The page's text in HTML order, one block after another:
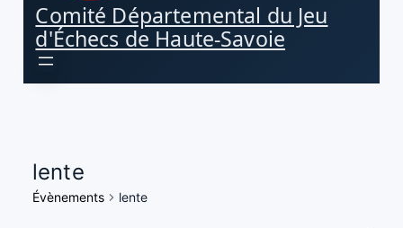
Comité Départemental du Jeu
d'Échecs de Haute-Savoie
lente
Évènements lente